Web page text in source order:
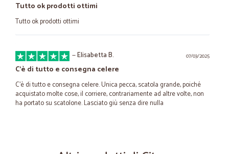
Tutto ok prodotti ottimi
Tutto ok prodotti ottimi
07/03/2025
—Elisabetta B.
C'è di tutto e consegna celere
C'è di tutto e consegna celere. Unica pecca, scatola grande, poiché
acquistato molte cose, il corriere, contrariamente ad altre volte, non
ha portato su scatolone. Lasciato giù senza dire nulla
apprezzo la puntualità